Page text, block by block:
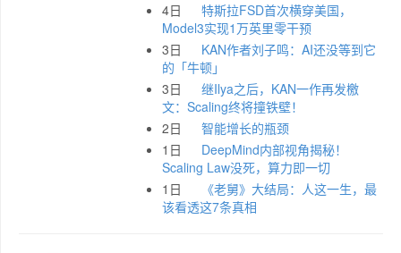
4日
特斯拉FSD首次横穿美国，
Model3实现1万英里零干预
3日
KAN作者刘子鸣：AI还没等到它
的「牛顿」
3日
继Ilya之后，KAN一作再发檄
文：Scaling终将撞铁壁！
2日
智能增长的瓶颈
1日
DeepMind内部视角揭秘！
Scaling Law没死，算力即一切
1日
《老舅》大结局：人这一生，最
该看透这7条真相